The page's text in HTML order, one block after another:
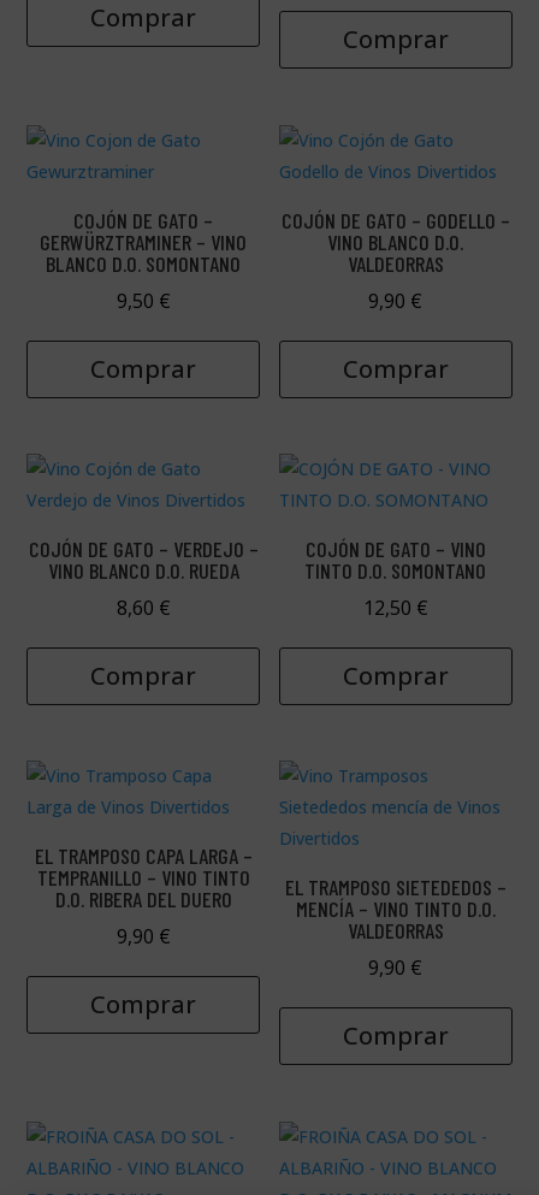
Comprar
Comprar
COJÓN DE GATO –
GERWÜRZTRAMINER – VINO
BLANCO D.O. SOMONTANO
9,50 €
Comprar
COJÓN DE GATO – GODELLO –
VINO BLANCO D.O.
VALDEORRAS
9,90 €
Comprar
COJÓN DE GATO – VERDEJO –
VINO BLANCO D.O. RUEDA
8,60 €
Comprar
COJÓN DE GATO – VINO
TINTO D.O. SOMONTANO
12,50 €
Comprar
EL TRAMPOSO CAPA LARGA –
TEMPRANILLO – VINO TINTO
D.O. RIBERA DEL DUERO
9,90 €
Comprar
EL TRAMPOSO SIETEDEDOS –
MENCÍA – VINO TINTO D.O.
VALDEORRAS
9,90 €
Comprar